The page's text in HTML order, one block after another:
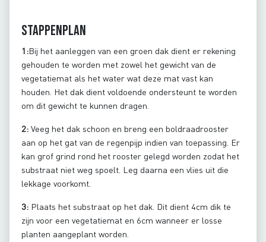
Stappenplan
1:Bij het aanleggen van een groen dak dient er rekening
gehouden te worden met zowel het gewicht van de
vegetatiemat als het water wat deze mat vast kan
houden. Het dak dient voldoende ondersteunt te worden
om dit gewicht te kunnen dragen.
2: Veeg het dak schoon en breng een boldraadrooster
aan op het gat van de regenpijp indien van toepassing. Er
kan grof grind rond het rooster gelegd worden zodat het
substraat niet weg spoelt. Leg daarna een vlies uit die
lekkage voorkomt.
3: Plaats het substraat op het dak. Dit dient 4cm dik te
zijn voor een vegetatiemat en 6cm wanneer er losse
planten aangeplant worden.